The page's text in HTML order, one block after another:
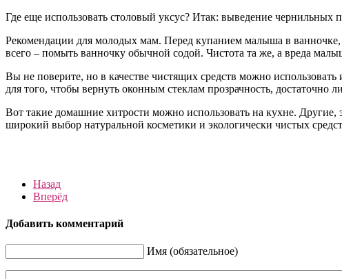
Где еще использовать столовый уксус? Итак: выведение чернильных
Рекомендации для молодых мам. Перед купанием малыша в
всего – помыть ванночку обычной содой. Чистота та же, а вреда
Вы не поверите, но в качестве чистящих средств можно
для того, чтобы вернуть оконным стеклам прозрачность, достаточно
Вот такие домашние хитрости можно использовать на кухне. Другие,
широкий выбор натуральной косметики и экологически чистых
Назад
Вперёд
Добавить комментарий
Имя (обязательное)